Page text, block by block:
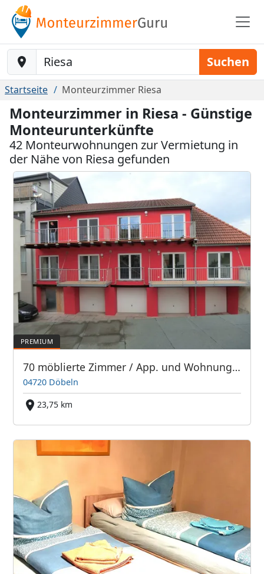
Baustelle-Location Suchen
Startseite Monteurzimmer Riesa
Monteurzimmer in Riesa - Günstige
Monteurunterkünfte
42 Monteurwohnungen zur Vermietung in
der Nähe von Riesa gefunden
70 möblierte Zimmer / App. und Wohnungen
04720 Döbeln
23,75 km